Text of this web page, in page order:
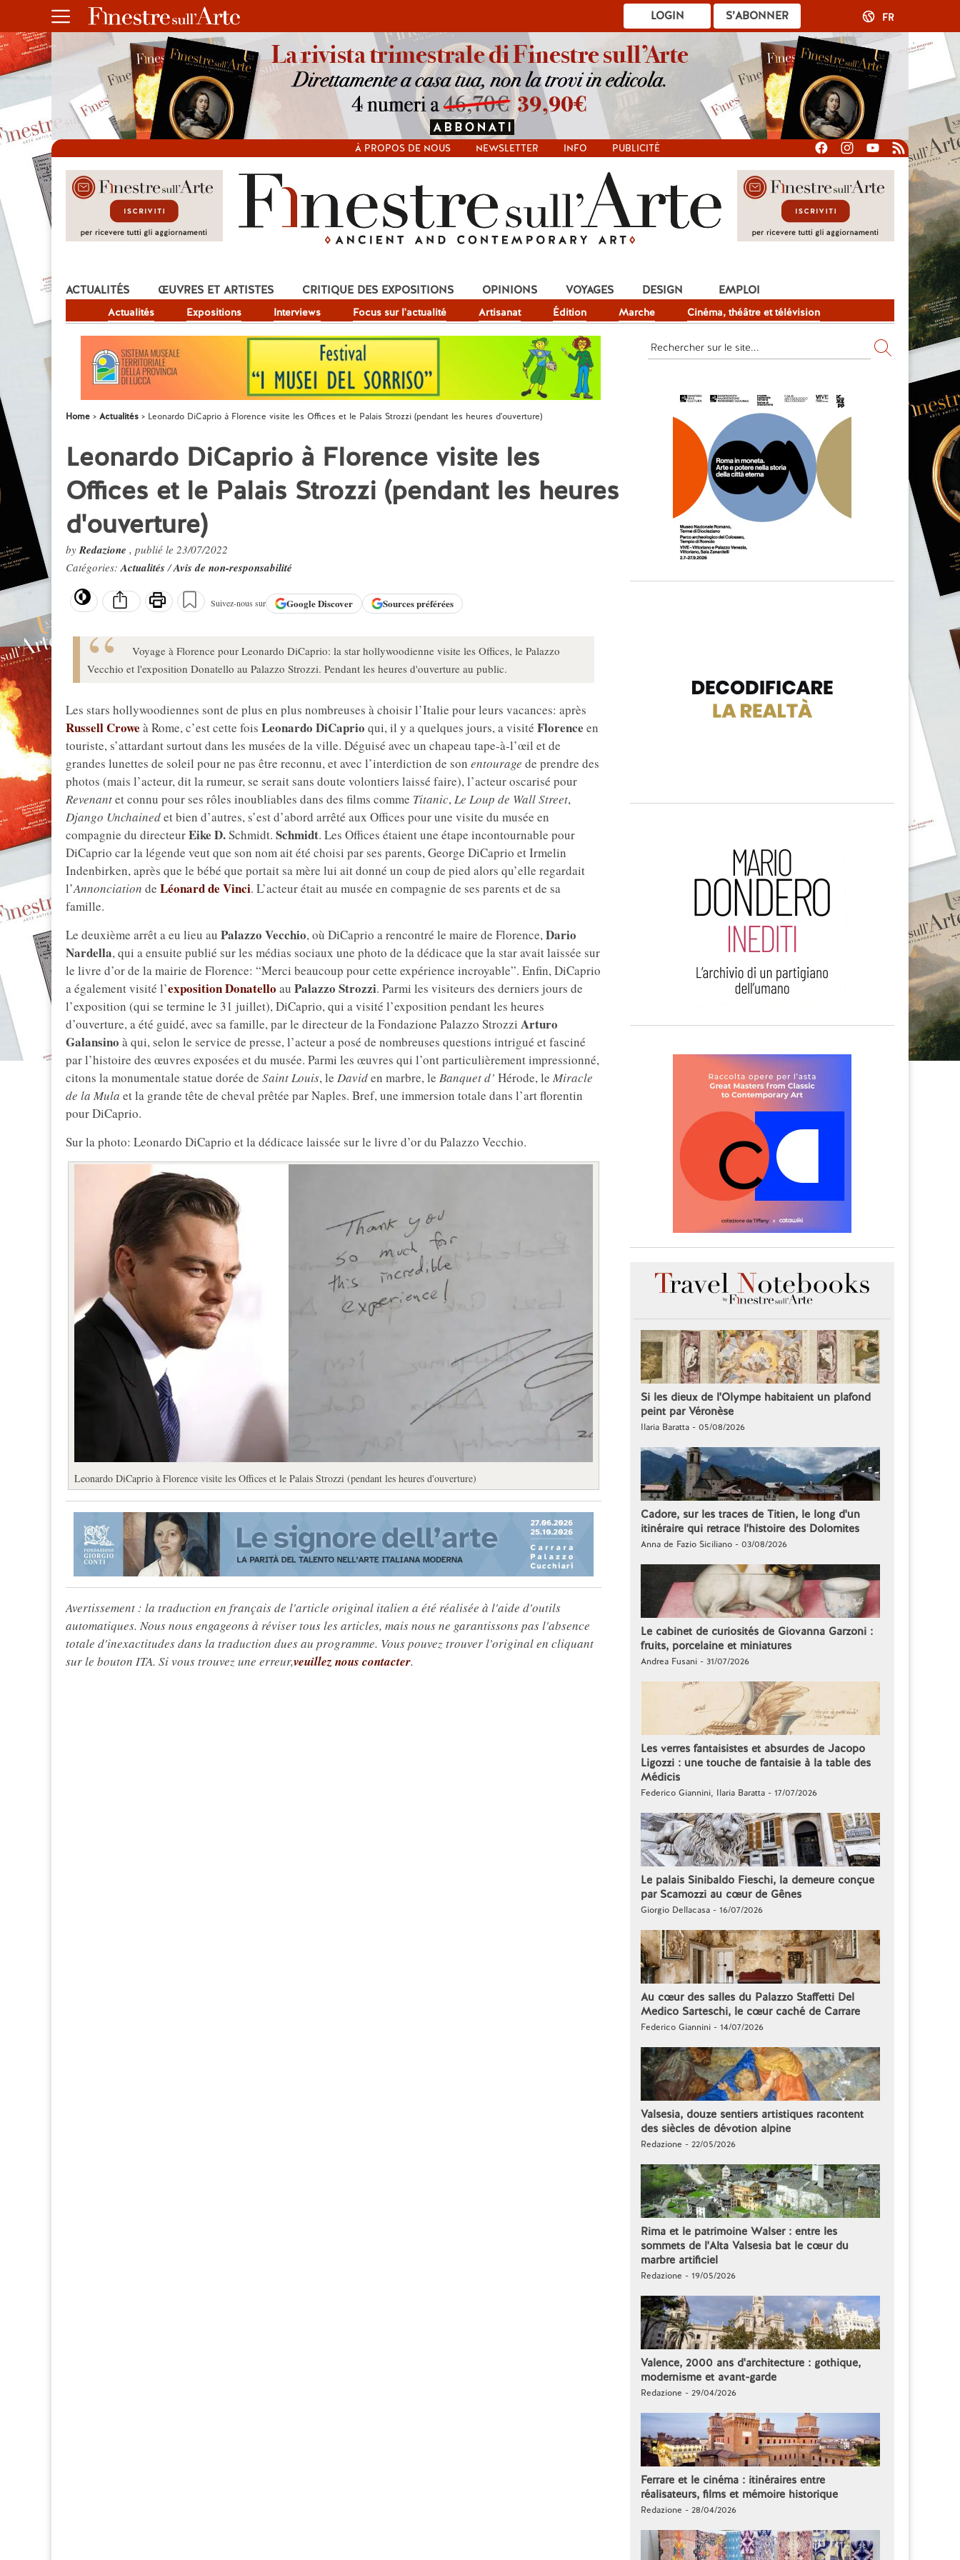
S’ABONNER
LOGIN FR
À PROPOS DE NOUS NEWSLETTER INFO PUBLICITÉ
ACTUALITÉS
Actualités Expositions Interviews Focus sur l'actualité Artisanat Édition Marche Cinéma, théâtre et télévision
ŒUVRES ET ARTISTES CRITIQUE DES EXPOSITIONS OPINIONS VOYAGES DESIGN EMPLOI
Home Actualités Leonardo DiCaprio à Florence visite les Offices et le Palais Strozzi (pendant les heures d'ouverture)
Leonardo DiCaprio à Florence visite les
Offices et le Palais Strozzi (pendant les heures
d'ouverture)
byRedazione , publié le 23/07/2022
Catégories:Actualités/Avis de non-responsabilité
Suivez-nous sur GoogleDiscover Sources préférées
Voyage à Florence pour Leonardo DiCaprio: la star hollywoodienne visite les Offices, le Palazzo
Vecchio et l'exposition Donatello au Palazzo Strozzi. Pendant les heures d'ouverture au public.
Les stars hollywoodiennes sont de plus en plus nombreuses à choisir l’Italie pour leurs vacances: après
Russell Crowe à Rome, c’est cette fois Leonardo DiCaprio qui, il y a quelques jours, a visité Florence en
touriste, s’attardant surtout dans les musées de la ville. Déguisé avec un chapeau tape-à-l’œil et de
grandes lunettes de soleil pour ne pas être reconnu, et avec l’interdiction de son entourage de prendre des
photos (mais l’acteur, dit la rumeur, se serait sans doute volontiers laissé faire), l’acteur oscarisé pour
Revenantet connu pour ses rôles inoubliables dans des films comme Titanic,Le Loup de Wall Street,
Django Unchainedet bien d’autres, s’est d’abord arrêté aux Offices pour une visite du musée en
compagnie du directeurEike D.Schmidt. Schmidt. Les Offices étaient une étape incontournable pour
DiCaprio car la légende veut que son nom ait été choisi par ses parents, George DiCaprio et Irmelin
Indenbirken, après que le bébé que portait sa mère lui ait donné un coup de pied alors qu’elle regardait
l’Annonciation de Léonard de Vinci. L’acteur était au musée en compagnie de ses parents et de sa
famille.
Le deuxième arrêt a eu lieu au Palazzo Vecchio, où DiCaprio a rencontré le maire de Florence,Dario
Nardella, qui a ensuite publié sur les médias sociaux une photo de la dédicace que la star avait laissée sur
le livre d’or de la mairie de Florence: “Merci beaucoup pour cette expérience incroyable”. Enfin, DiCaprio
a également visité l’exposition Donatello au Palazzo Strozzi. Parmi les visiteurs des derniers jours de
l’exposition (qui se termine le 31 juillet), DiCaprio, qui a visité l’exposition pendant les heures
d’ouverture, a été guidé, avec sa famille, par le directeur de la Fondazione Palazzo Strozzi Arturo
Galansino à qui, selon le service de presse, l’acteur a posé de nombreuses questions intrigué et fasciné
par l’histoire des œuvres exposées et du musée. Parmi les œuvres qui l’ont particulièrement impressionné,
citons la monumentale statue dorée de Saint Louis, le Daviden marbre, le Banquet d’ Hérode, le Miracle
de la Mula et la grande tête de cheval prêtée par Naples. Bref, une immersion totale dans l’art florentin
pour DiCaprio.
Sur la photo: Leonardo DiCaprio et la dédicace laissée sur le livre d’or du Palazzo Vecchio.
Leonardo DiCaprio à Florence visite les Offices et le Palais Strozzi (pendant les heures d'ouverture)
Avertissement : la traduction en français de l'article original italien a été réalisée à l'aide d'outils
automatiques. Nous nous engageons à réviser tous les articles, mais nous ne garantissons pas l'absence
totale d'inexactitudes dans la traduction dues au programme. Vous pouvez trouver l'original en cliquant
sur le bouton ITA. Si vous trouvez une erreur,veuillez nous contacter.
Si les dieux de l'Olympe habitaient un plafond
peint par Véronèse
Ilaria Baratta - 05/08/2026
Cadore, sur les traces de Titien, le long d'un
itinéraire qui retrace l'histoire des Dolomites
Anna de Fazio Siciliano - 03/08/2026
Le cabinet de curiosités de Giovanna Garzoni :
fruits, porcelaine et miniatures
Andrea Fusani - 31/07/2026
Les verres fantaisistes et absurdes de Jacopo
Ligozzi : une touche de fantaisie à la table des
Médicis
Federico Giannini, Ilaria Baratta - 17/07/2026
Le palais Sinibaldo Fieschi, la demeure conçue
par Scamozzi au cœur de Gênes
Giorgio Dellacasa - 16/07/2026
Au cœur des salles du Palazzo Staffetti Del
Medico Sarteschi, le cœur caché de Carrare
Federico Giannini - 14/07/2026
Valsesia, douze sentiers artistiques racontent
des siècles de dévotion alpine
Redazione - 22/05/2026
Rima et le patrimoine Walser : entre les
sommets de l'Alta Valsesia bat le cœur du
marbre artificiel
Redazione - 19/05/2026
Valence, 2000 ans d'architecture : gothique,
modernisme et avant-garde
Redazione - 29/04/2026
Ferrare et le cinéma : itinéraires entre
réalisateurs, films et mémoire historique
Redazione - 28/04/2026